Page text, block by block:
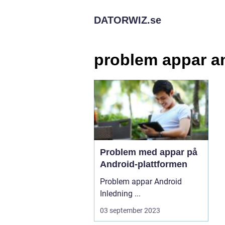
DATORWIZ.se
problem appar
Problem med appar på
Android-plattformen
Problem appar Android
Inledning ...
03 september 2023